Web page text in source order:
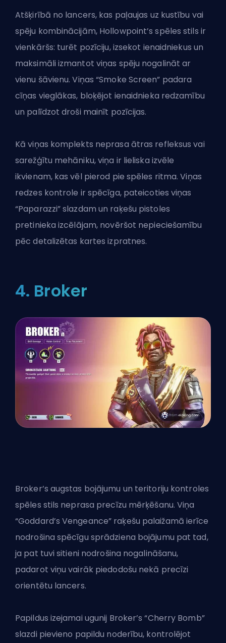
Atšķirībā no lancers, kas paļaujas uz kustību vai
spēju kombinācijām, Hollowpoint’s spēles stils ir
vienkāršs: turēt pozīciju, izsekot ienaidniekus un
maksimāli izmantot viņas spēju nogalināt ar
vienu šāvienu. Viņas “Smoke Screen” padara
cīņas vieglākas, bloķējot ienaidnieka redzamību
un palīdzot droši mainīt pozīcijas.
Kā viņas komplekts neprasa ātras refleksus vai
sarežģītu mehāniku, viņa ir lieliska izvēle
ikvienam, kas vēl pierod pie spēles ritma. Viņas
redzes kontrole ir spēcīga, pateicoties viņas
“Paparazzi” slazdam un raķešu pistoles
pretinieka izcēlājam, novēršot nepieciešamību
pēc detalizētas kartes izpratnes.
4. Broker
Broker’s augstas bojājumu un teritoriju kontroles
spēles stils neprasa precīzu mērķēšanu. Viņa
“Goddard’s Vengeance” raķešu palaižamā ierīce
nodrošina spēcīgu sprādziena bojājumu pat tad,
ja pat tuvi sitieni nodrošina nogalināšanu,
padarot viņu vairāk piedodošu nekā precīzi
orientētu lancers.
Papildus izejamai ugunij Broker’s “Cherry Bomb”
slazdi pievieno papildu noderību, kontrolējot